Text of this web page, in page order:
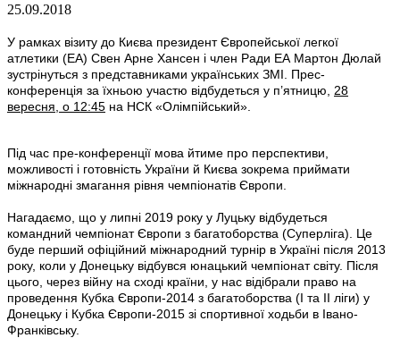
25.09.2018
У рамках візиту до Києва президент Європейської легкої
атлетики (ЕА) Свен Арне Хансен і член Ради ЕА Мартон Дюлай
зустрінуться з представниками українських ЗМІ. Прес-
конференція за їхньою участю відбудеться у п’ятницю, 28
вересня, о 12:45 на НСК «Олімпійський».
Під час пре-конференції мова йтиме про перспективи,
можливості і готовність України й Києва зокрема приймати
міжнародні змагання рівня чемпіонатів Європи.
Нагадаємо, що у липні 2019 року у Луцьку відбудеться
командний чемпіонат Європи з багатоборства (Суперліга). Це
буде перший офіційний міжнародний турнір в Україні після 2013
року, коли у Донецьку відбувся юнацький чемпіонат світу. Після
цього, через війну на сході країни, у нас відібрали право на
проведення Кубка Європи-2014 з багатоборства (І та ІІ ліги) у
Донецьку і Кубка Європи-2015 зі спортивної ходьби в Івано-
Франківську.